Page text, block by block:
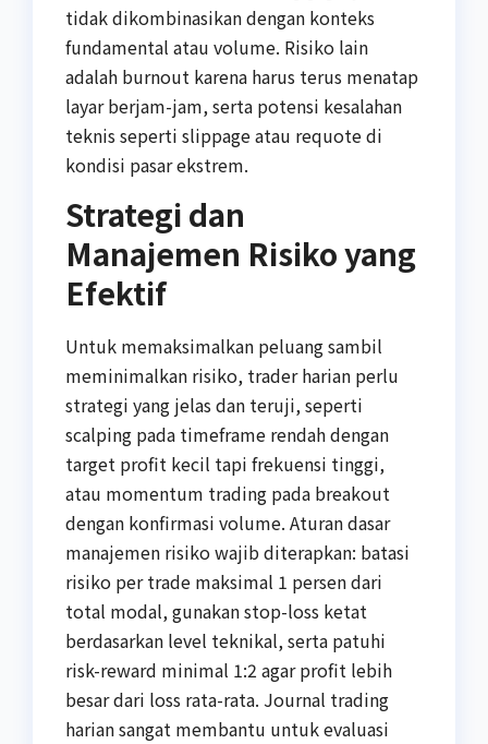
tidak dikombinasikan dengan konteks
fundamental atau volume. Risiko lain
adalah burnout karena harus terus menatap
layar berjam-jam, serta potensi kesalahan
teknis seperti slippage atau requote di
kondisi pasar ekstrem.
Strategi dan
Manajemen Risiko yang
Efektif
Untuk memaksimalkan peluang sambil
meminimalkan risiko, trader harian perlu
strategi yang jelas dan teruji, seperti
scalping pada timeframe rendah dengan
target profit kecil tapi frekuensi tinggi,
atau momentum trading pada breakout
dengan konfirmasi volume. Aturan dasar
manajemen risiko wajib diterapkan: batasi
risiko per trade maksimal 1 persen dari
total modal, gunakan stop-loss ketat
berdasarkan level teknikal, serta patuhi
risk-reward minimal 1:2 agar profit lebih
besar dari loss rata-rata. Journal trading
harian sangat membantu untuk evaluasi